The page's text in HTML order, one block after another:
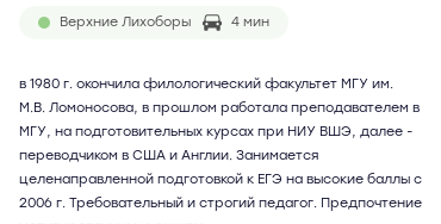
Верхние Лихоборы 4 мин
в 1980 г. окончила филологический факультет МГУ им.
М.В. Ломоносова, в прошлом работала преподавателем в
МГУ, на подготовительных курсах при НИУ ВШЭ, далее -
переводчиком в США и Англии. Занимается
целенаправленной подготовкой к ЕГЭ на высокие баллы с
2006 г. Требовательный и строгий педагог. Предпочтение